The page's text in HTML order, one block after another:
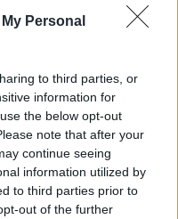
Personal
to third parties, or
information for
the below opt-out
note that after your
continue seeing
information utilized by
to third parties prior to
out of the further